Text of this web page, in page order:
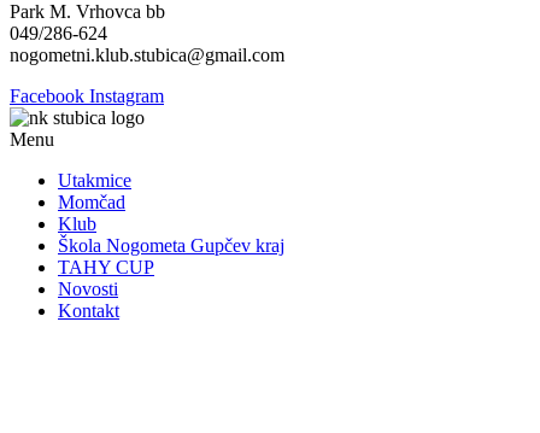
Park M. Vrhovca bb
049/286-624
nogometni.klub.stubica@gmail.com
Facebook Instagram
Menu
Utakmice
Momčad
Klub
Škola Nogometa Gupčev kraj
TAHY CUP
Novosti
Kontakt